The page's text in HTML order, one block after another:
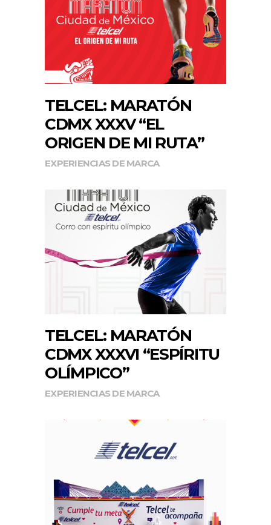
TELCEL: MARATÓN
CDMX XXXV “EL
ORIGEN DE MI RUTA”
EXPERIENCIAS DE MARCA
TELCEL: MARATÓN
CDMX XXXVI “ESPÍRITU
OLÍMPICO”
EXPERIENCIAS DE MARCA